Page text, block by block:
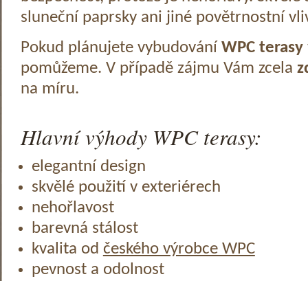
sluneční paprsky ani jiné povětrnostní
Pokud plánujete vybudování WPC terasy
pomůžeme. V případě zájmu Vám zcela
na míru.
Hlavní výhody WPC terasy:
elegantní design
skvělé použití v exteriérech
nehořlavost
barevná stálost
kvalita od českého výrobce WPC
pevnost a odolnost